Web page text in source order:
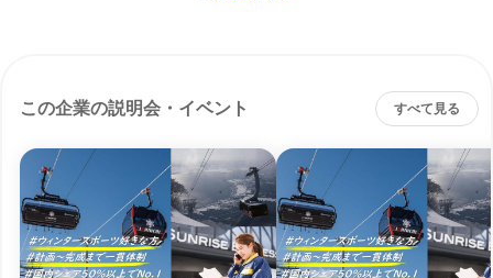
この企業の説明会・イベント すべて見る